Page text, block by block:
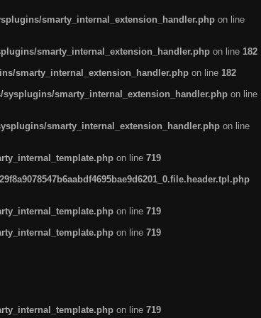
smarty_internal_extension_handler.php on line
smarty_internal_extension_handler.php on line 182
smarty_internal_extension_handler.php on line 182
smarty_internal_extension_handler.php on line
smarty_internal_extension_handler.php on line
on line 719
on line 719
on line 719
on line 719